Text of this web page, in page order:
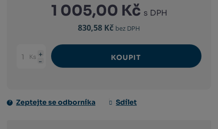
1 005,00 Kč s DPH
830,58 Kč bez DPH
Změnit
Navýšit
Snížit
Ks KOUPIT
Zeptejte se odborníka Sdílet